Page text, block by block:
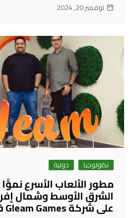
نوفمبر 20, 2024
تكنولوجيا دولية
مطور الألعاب الأسرع
الشرق الأوسط وشمال
على شركة Gleam Games في Türkiye